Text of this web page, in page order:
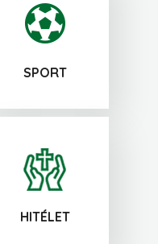
SPORT
HITÉLET